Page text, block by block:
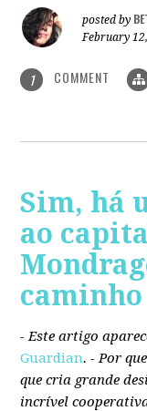
posted by
February
1 COMMENT
Sim, há
ao
caminho
- Este artigo
Guardian. - Por
que cria grande
incrível